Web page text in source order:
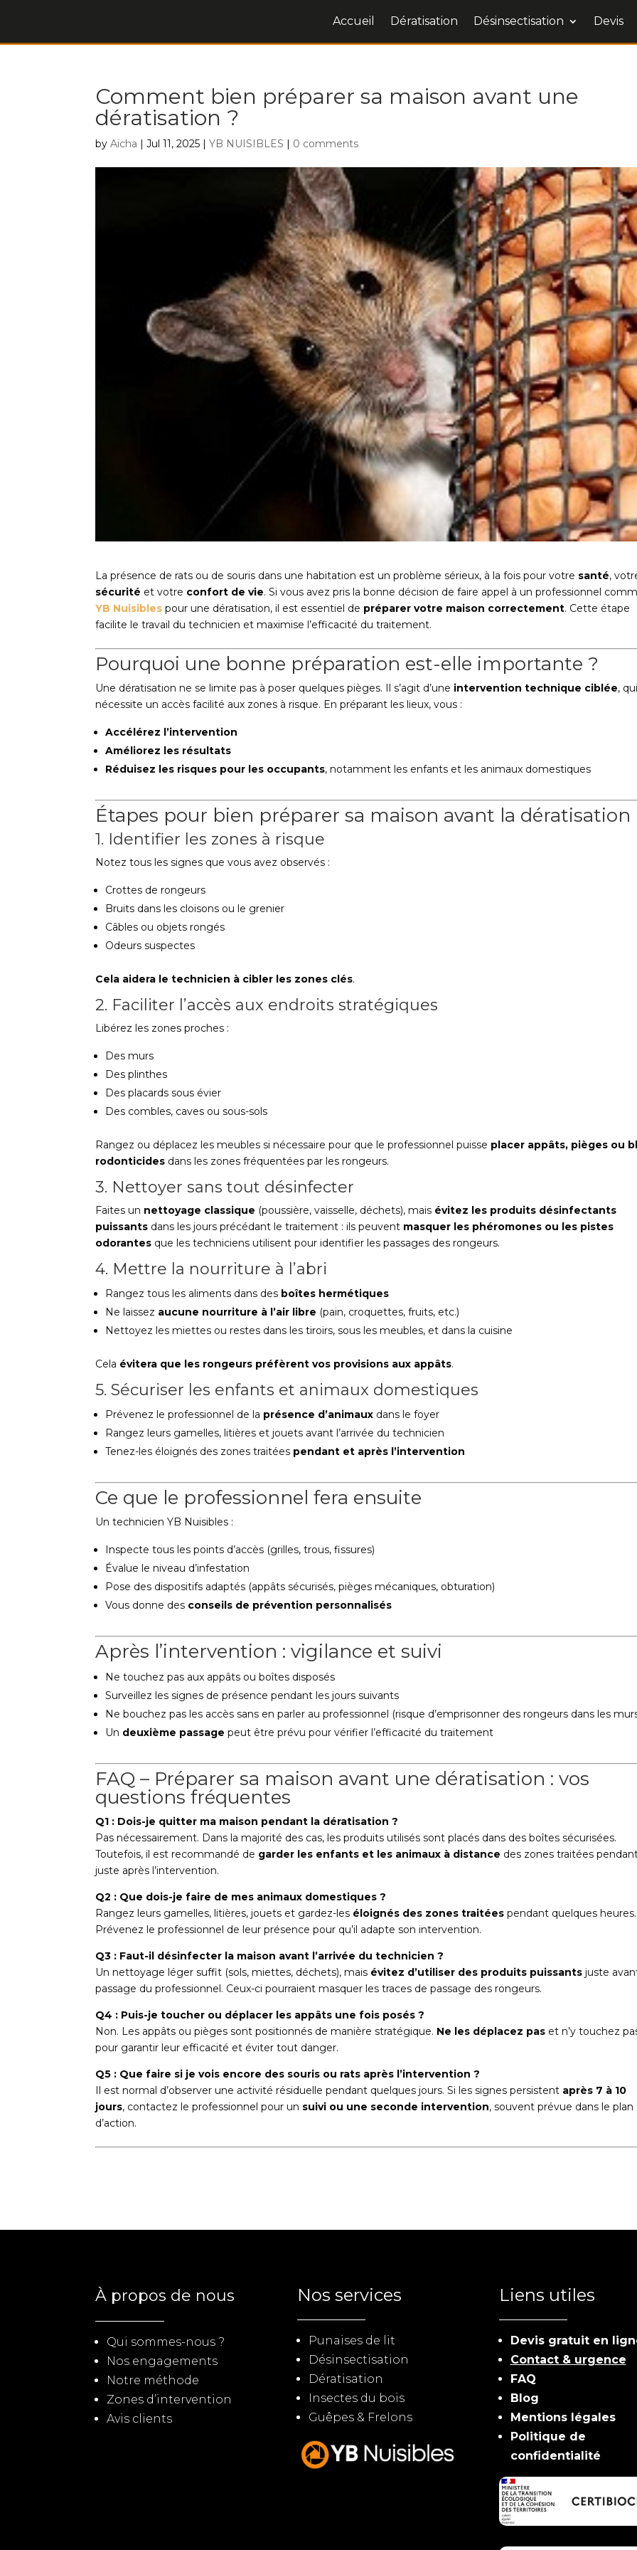
Accueil Dératisation Désinsectisation Devis
Comment bien préparer sa maison avant une
dératisation ?
byAïcha |Jul 11, 2025 |YB NUISIBLES | 0 comments
La présence de rats ou de souris dans une habitation est un problème sérieux, à la fois pour votre santé,
sécurité et votre confort de vie. Si vous avez pris la bonne décision de faire appel à un professionnel
YB Nuisibles pour une dératisation, il est essentiel de préparer votre maison correctement. Cette étape
facilite le travail du technicien et maximise l’efficacité du traitement.
Pourquoi une bonne préparation est-elle importante ?
Une dératisation ne se limite pas à poser quelques pièges. Il s’agit d’une intervention technique ciblée,
nécessite un accès facilité aux zones à risque. En préparant les lieux, vous :
Accélérez l’intervention
Améliorez les résultats
Réduisez les risques pour les occupants, notamment les enfants et les animaux domestiques
Étapes pour bien préparer sa maison avant la dératisation
1. Identifier les zones à risque
Notez tous les signes que vous avez observés :
Crottes de rongeurs
Bruits dans les cloisons ou le grenier
Câbles ou objets rongés
Odeurs suspectes
Cela aidera le technicien à cibler les zones clés.
2. Faciliter l’accès aux endroits stratégiques
Libérez les zones proches :
Des murs
Des plinthes
Des placards sous évier
Des combles, caves ou sous-sols
Rangez ou déplacez les meubles si nécessaire pour que le professionnel puisse placer appâts, pièges ou
rodonticides dans les zones fréquentées par les rongeurs.
3. Nettoyer sans tout désinfecter
Faites un nettoyage classique (poussière, vaisselle, déchets), mais évitez les produits désinfectants
puissants dans les jours précédant le traitement : ils peuvent masquer les phéromones ou les pistes
odorantes que les techniciens utilisent pour identifier les passages des rongeurs.
4. Mettre la nourriture à l’abri
Rangez tous les aliments dans des boîtes hermétiques
Ne laissez aucune nourriture à l’air libre (pain, croquettes, fruits, etc.)
Nettoyez les miettes ou restes dans les tiroirs, sous les meubles, et dans la cuisine
Cela évitera que les rongeurs préfèrent vos provisions aux appâts.
5. Sécuriser les enfants et animaux domestiques
Prévenez le professionnel de la présence d’animaux dans le foyer
Rangez leurs gamelles, litières et jouets avant l’arrivée du technicien
Tenez-les éloignés des zones traitées pendant et après l’intervention
Ce que le professionnel fera ensuite
Un technicien YB Nuisibles :
Inspecte tous les points d’accès (grilles, trous, fissures)
Évalue le niveau d’infestation
Pose des dispositifs adaptés (appâts sécurisés, pièges mécaniques, obturation)
Vous donne des conseils de prévention personnalisés
Après l’intervention : vigilance et suivi
Ne touchez pas aux appâts ou boîtes disposés
Surveillez les signes de présence pendant les jours suivants
Ne bouchez pas les accès sans en parler au professionnel (risque d’emprisonner des rongeurs dans les
Un deuxième passage peut être prévu pour vérifier l’efficacité du traitement
FAQ – Préparer sa maison avant une dératisation : vos
questions fréquentes
Q1 : Dois-je quitter ma maison pendant la dératisation ?
Pas nécessairement. Dans la majorité des cas, les produits utilisés sont placés dans des boîtes sécurisées.
Toutefois, il est recommandé de garder les enfants et les animaux à distance des zones traitées
juste après l’intervention.
Q2 : Que dois-je faire de mes animaux domestiques ?
Rangez leurs gamelles, litières, jouets et gardez-les éloignés des zones traitées pendant quelques heures.
Prévenez le professionnel de leur présence pour qu’il adapte son intervention.
Q3 : Faut-il désinfecter la maison avant l’arrivée du technicien ?
Un nettoyage léger suffit (sols, miettes, déchets), mais évitez d’utiliser des produits puissants juste
passage du professionnel. Ceux-ci pourraient masquer les traces de passage des rongeurs.
Q4 : Puis-je toucher ou déplacer les appâts une fois posés ?
Non. Les appâts ou pièges sont positionnés de manière stratégique. Ne les déplacez pas et n’y touchez
pour garantir leur efficacité et éviter tout danger.
Q5 : Que faire si je vois encore des souris ou rats après l’intervention ?
Il est normal d’observer une activité résiduelle pendant quelques jours. Si les signes persistent après 7 à 10
jours, contactez le professionnel pour un suivi ou une seconde intervention, souvent prévue dans le plan
d’action.
À propos de nous
Qui sommes-nous ?
Nos engagements
Notre méthode
Zones d’intervention
Avis clients
Nos services
Punaises de lit
Désinsectisation
Dératisation
Insectes du bois
Guêpes & Frelons
Liens utiles
Devis gratuit en
Contact & urgence
FAQ
Blog
Mentions légales
Politique de
confidentialité